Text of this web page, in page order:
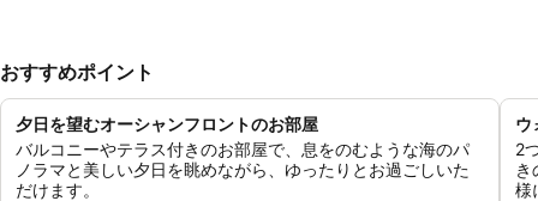
おすすめポイント
夕日を望むオーシャンフロントのお部屋
バルコニーやテラス付きのお部屋で、息をのむような海のパ
ノラマと美しい夕日を眺めながら、ゆったりとお過ごしいた
だけます。
ウ
2
き
様